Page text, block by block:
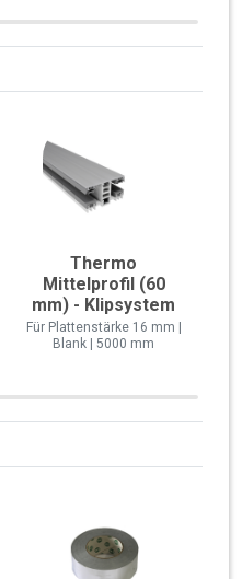
Thermo
Mittelprofil (60
mm) - Klipsystem
Für Plattenstärke 16 mm |
Blank | 5000 mm